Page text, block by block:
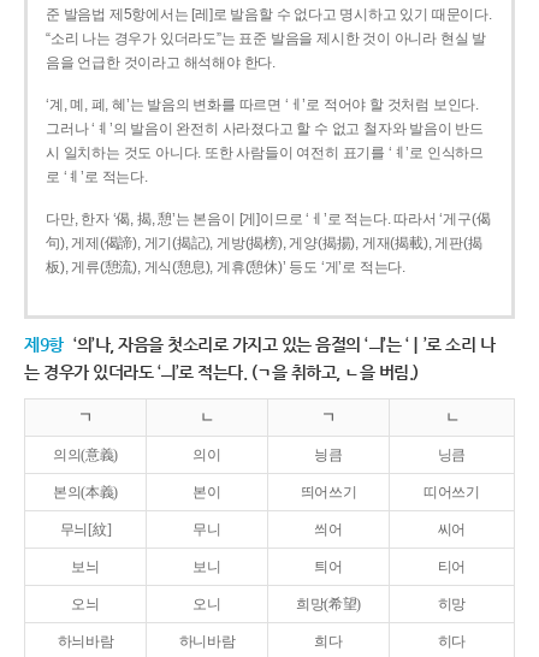
준 발음법 제5항에서는 [레]로 발음할 수 없다고 명시하고 있기 때문이다.
“소리 나는 경우가 있더라도”는 표준 발음을 제시한 것이 아니라 현실 발
음을 언급한 것이라고 해석해야 한다.
‘계, 몌, 폐, 혜’는 발음의 변화를 따르면 ‘ㅔ’로 적어야 할 것처럼 보인다.
그러나 ‘ㅖ’의 발음이 완전히 사라졌다고 할 수 없고 철자와 발음이 반드
시 일치하는 것도 아니다. 또한 사람들이 여전히 표기를 ‘ㅖ’로 인식하므
로 ‘ㅖ’로 적는다.
다만, 한자 ‘偈, 揭, 憩’는 본음이 [게]이므로 ‘ㅔ’로 적는다. 따라서 ‘게구(偈
句), 게제(偈諦), 게기(揭記), 게방(揭榜), 게양(揭揚), 게재(揭載), 게판(揭
板), 게류(憩流), 게식(憩息), 게휴(憩休)’ 등도 ‘게’로 적는다.
제9항 ‘의’나, 자음을 첫소리로 가지고 있는 음절의 ‘ㅢ’는 ‘ㅣ’로 소리 나
는 경우가 있더라도 ‘ㅢ’로 적는다. (ㄱ을 취하고, ㄴ을 버림.)
ㄱ ㄴ ㄱ ㄴ
의의(意義) 의이 닁큼 닝큼
본의(本義) 본이 띄어쓰기 띠어쓰기
무늬[紋] 무니 씌어 씨어
보늬 보니 틔어 티어
오늬 오니 희망(希望) 히망
하늬바람 하니바람 희다 히다